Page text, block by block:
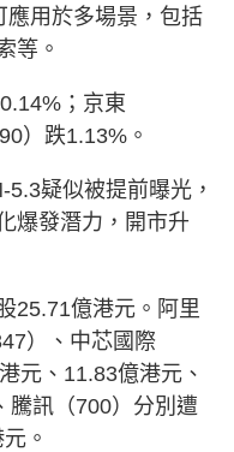
應用於多場景，包括
等。
；京東
）跌1.13%。
疑似被提前曝光，
爆發潛力，開市升
25.71億港元。阿里
）、中芯國際
元、11.83億港元、
騰訊（700）分別遭
元。